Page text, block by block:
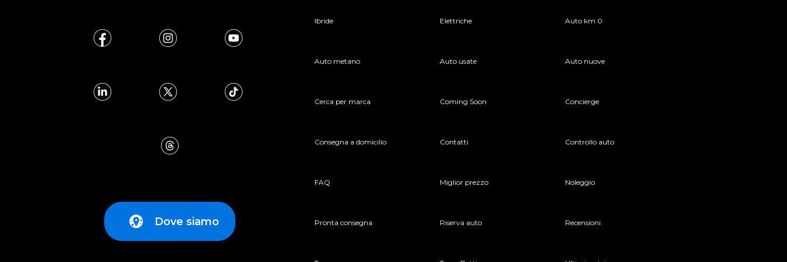
Dove siamo
Ibride Elettriche Auto km 0
Auto metano Auto usate Auto nuove
Cerca per marca Coming Soon Concierge
Consegna a domicilio Contatti Controllo auto
FAQ Miglior prezzo Noleggio
Pronta consegna Riserva auto Recensioni